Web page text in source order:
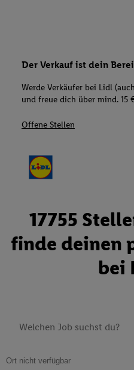
Der Verkauf ist dein
Werde Verkäufer bei Lidl
und freue dich über mind. 15
Offene Stellen
17755
finde deinen
bei